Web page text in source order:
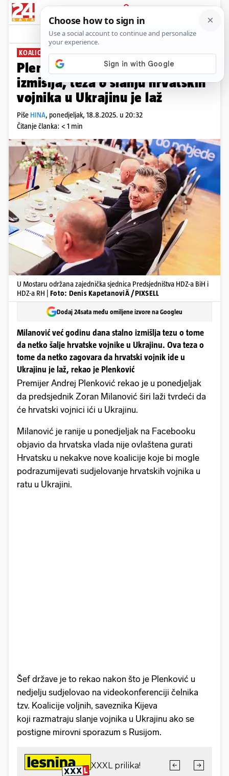
PRIJAVA
News Komentari
KOALICIJA VOLJNIH
Plenković: Milanović stalno
izmišlja, teza o slanju hrvatskih
vojnika u Ukrajinu je laž
Piše HINA, ponedjeljak, 18.8.2025. u 20:32
Čitanje članka: < 1 min
U Mostaru održana zajednička sjednica Predsjedništva HDZ-a BiH i
HDZ-a RH | Foto: Denis KapetanoviÄ /PIXSELL
Dodaj 24sata među omiljene izvore na Googleu
Milanović već godinu dana stalno izmišlja tezu o tome
da netko šalje hrvatske vojnike u Ukrajinu. Ova teza o
tome da netko zagovara da hrvatski vojnik ide u
Ukrajinu je laž, rekao je Plenković
Premijer Andrej Plenković rekao je u ponedjeljak
da predsjednik Zoran Milanović širi laži tvrdeći da
će hrvatski vojnici ići u Ukrajinu.
Milanović je ranije u ponedjeljak na Facebooku
objavio da hrvatska vlada nije ovlaštena gurati
Hrvatsku u nekakve nove koalicije koje bi mogle
podrazumijevati sudjelovanje hrvatskih vojnika u
ratu u Ukrajini.
Šef države je to rekao nakon što je Plenković u
nedjelju sudjelovao na videokonferenciji čelnika
tzv. Koalicije voljnih, saveznika Kijeva
koji razmatraju slanje vojnika u Ukrajinu ako se
postigne mirovni sporazum s Rusijom.